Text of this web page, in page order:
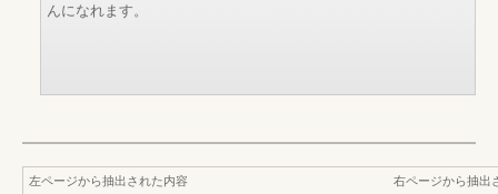
んになれます。
左ページから抽出された内容
右ページから抽出